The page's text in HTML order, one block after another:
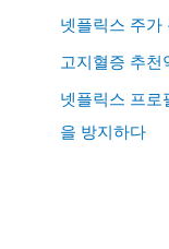
넷플릭스 주가
고지혈증 추천
넷플릭스 프로
을 방지하다